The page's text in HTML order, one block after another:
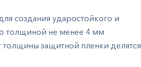
создания ударостойкого и
толщиной не менее 4 мм
толщины защитной пленки делятся